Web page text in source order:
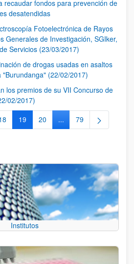
recaudar fondos para prevención de
desatendidas
Fotoelectrónica de Rayos
Generales de Investigación, SGIker,
Servicios (23/03/2017)
de drogas usadas en asaltos
(22/02/2017)
los premios de su VII Concurso de
02/2017)
intermedias Use TAB para desplazarse.
PáginaPágina
19 Página
20 ...Páginas intermedias
Página
79
Institutos